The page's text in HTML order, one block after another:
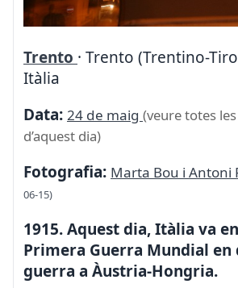
Trento · Trento (Trentino-
Itàlia
Data: 24 de maig (veure totes
d’aquest dia)
Fotografia: Marta Bou i Antoni
06-15)
1915. Aquest dia, Itàlia va
Primera Guerra Mundial en
guerra a Àustria-Hongria.